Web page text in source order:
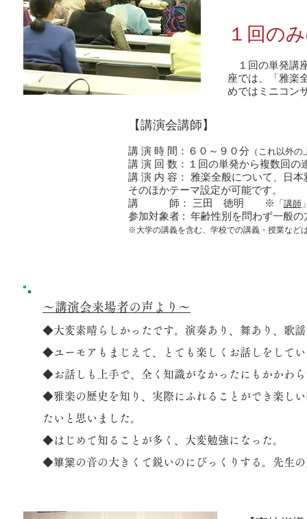
１回の
１回の単発講
座では、「雅楽
めではミニコン
【講演会講師】
講 演 時 間：６０～９０分 （これ以外
講 演 回 数：１回の単発から複数回の
講 演 内 容： 雅楽全般について、日
そのほかテーマ設定が可能です。
講 師： 三田 徳明 ※ 「 講師
参加対象者 : 年齢性別を問わず一般の
※大学の講義を含む、学校での講義・授業など
～講演会来場者の声より～
◆大変素晴らしかったです。演奏あり、舞あり、歌
◆ユーモアもまじえて、とても楽しくお話しをして
◆お話しも上手で、全く知識がなかったにもかかわ
◆雅楽の歴史を知り、実際にふれることができ楽し
たいと思いました。
◆はじめて知ることが多く、大変勉強になった。
​◆篳篥の音の大きくて鋭いのにびっくりする。先生